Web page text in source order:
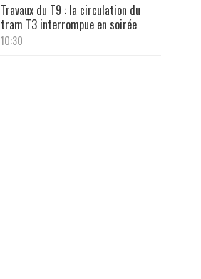
Travaux du T9 : la circulation du
tram T3 interrompue en soirée
10:30